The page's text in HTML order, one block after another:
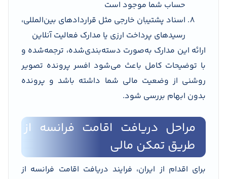
حساب شما موجود است
اسناد پشتیبان خارجی مثل قراردادهای بین‌المللی،
رسیدهای پرداخت ارزی یا مدارک فعالیت آنلاین
ارائه این مدارک به‌صورت دسته‌بندی‌شده، ترجمه‌شده و
با توضیحات کامل باعث می‌شود افسر پرونده تصویر
روشنی از وضعیت مالی شما داشته باشد و پرونده
بدون ابهام بررسی شود.
مراحل دریافت اقامت فرانسه از
طریق تمکن مالی
برای اقدام از ایران، فرایند دریافت اقامت فرانسه از